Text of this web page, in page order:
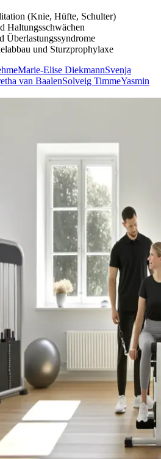
(Knie, Hüfte, Schulter)
Haltungsschwächen
Überlastungssyndrome
und Sturzprophylaxe
Marie-Elise DiekmannSvenja
van BaalenSolveig TimmeYasmin